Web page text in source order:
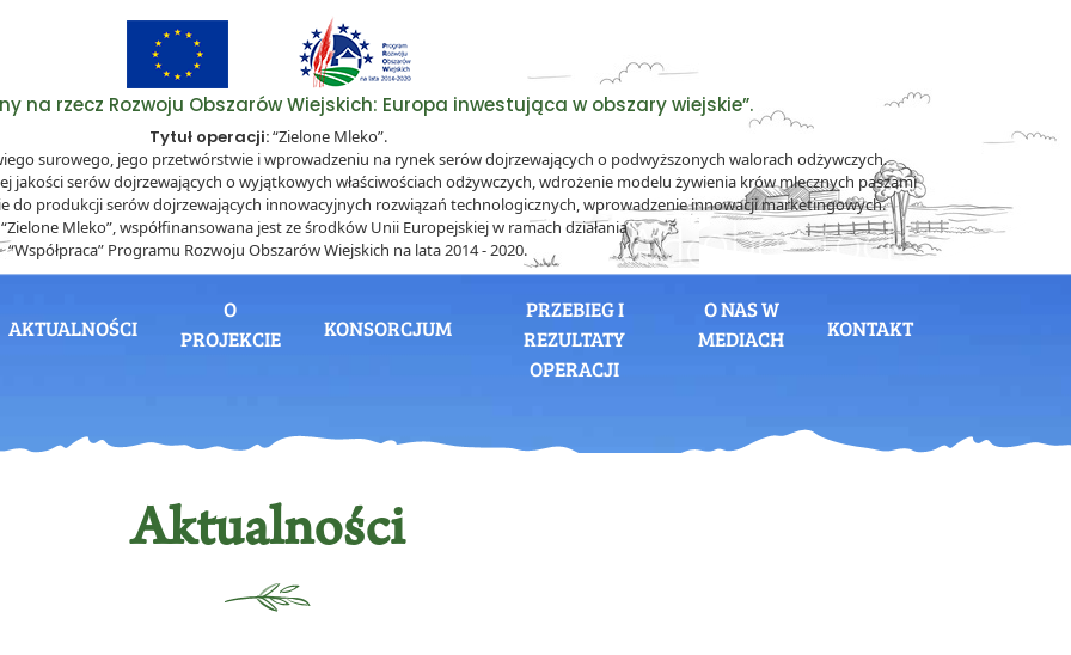
na rzecz Rozwoju Obszarów Wiejskich: Europa inwestująca w obszary wiejskie”.
Tytuł operacji:“Zielone Mleko”.
surowego, jego przetwórstwie i wprowadzeniu na rynek serów dojrzewających o podwyższonych walorach odżywczych.
jakości serów dojrzewających o wyjątkowych właściwościach odżywczych, wdrożenie modelu żywienia krów mlecznych paszami
do produkcji serów dojrzewających innowacyjnych rozwiązań technologicznych, wprowadzenie innowacji marketingowych.
Mleko”, współfinansowana jest ze środków Unii Europejskiej w ramach działania
“Współpraca” Programu Rozwoju Obszarów Wiejskich na lata 2014 - 2020.
AKTUALNOŚCI
O
PROJEKCIE
KONSORCJUM
PRZEBIEG I
REZULTATY
OPERACJI
O NAS W
MEDIACH
KONTAKT
Aktualności